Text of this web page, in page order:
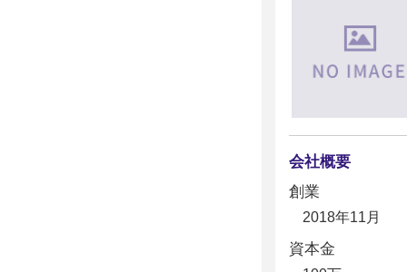
会社概要
創業
2018年11月
資本金